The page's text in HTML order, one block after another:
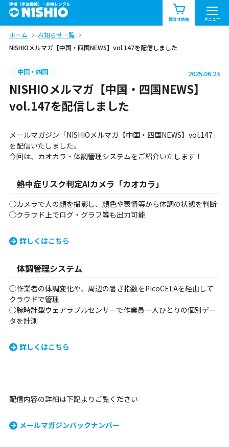
建機（建設機械）・重機レンタル
問合せ依頼 メニュー
商品一覧 お知らせ一覧
問合せ依頼リスト
北海道 東北 関東
中部 関西
九州・沖縄（外部）
ホーム
お知らせ一覧
NISHIOメルマガ【中国・四国NEWS】vol.147を配信しました
中国・四国 2025.06.23
NISHIOメルマガ【中国・四国NEWS】
vol.147を配信しました
メールマガジン「NISHIOメルマガ【中国・四国NEWS】vol.147」
を配信いたしました。
今回は、カオカラ・体調管理システムをご紹介いたします！
熱中症リスク判定AIカメラ「カオカラ」
◯カメラで人の顔を撮影し、顔色や表情等から体調の状態を判断
◯クラウド上でログ・グラフ等も出力可能
詳しくはこちら
体調管理システム
◯作業者の体調変化や、周辺の暑さ指数をPicoCELAを経由して
クラウドで管理
◯腕時計型ウェアラブルセンサーで作業員一人ひとりの個別デー
タを計測
詳しくはこちら
配信内容の詳細は下記よりご覧ください
メールマガジンバックナンバー